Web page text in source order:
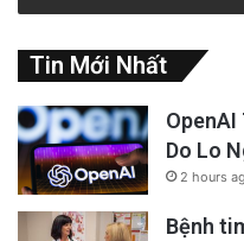
Tin Mới Nhất
OpenAI
Do Lo
2 hours
Bệnh